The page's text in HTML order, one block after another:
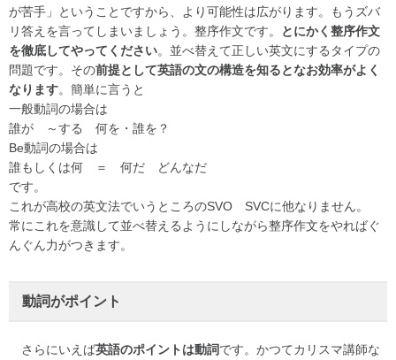
が苦手」ということですから、より可能性は広がります。もうズバ
リ答えを言ってしまいましょう。整序作文です。
とにかく整序作文
を徹底してやってください。並べ替えて正しい英文にするタイプの
問題です。その前提として英語の文の構造を知るとなお効率がよく
なります。簡単に言うと
一般動詞の場合は
誰が ～する 何を・誰を？
Be動詞の場合は
誰もしくは何 ＝ 何だ どんなだ
です。
これが高校の英文法でいうところのSVO SVCに他なりません。
常にこれを意識して並べ替えるようにしながら整序作文をやればぐ
んぐん力がつきます。
動詞がポイント
さらにいえば英語のポイントは動詞です。かつてカリスマ講師な